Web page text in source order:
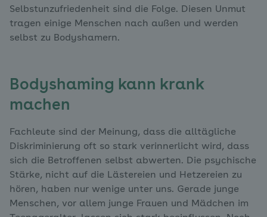
Selbstunzufriedenheit sind die Folge. Diesen Unmut
tragen einige Menschen nach außen und werden
selbst zu Bodyshamern.
Bodyshaming kann krank
machen
Fachleute sind der Meinung, dass die alltägliche
Diskriminierung oft so stark verinnerlicht wird, dass
sich die Betroffenen selbst abwerten. Die psychische
Stärke, nicht auf die Lästereien und Hetzereien zu
hören, haben nur wenige unter uns. Gerade junge
Menschen, vor allem junge Frauen und Mädchen im